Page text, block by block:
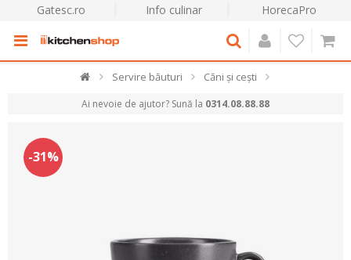
Gatesc.ro Info culinar HorecaPro
Servire băuturi Căni și cești
Ai nevoie de ajutor? Sună la 0314.08.88.88
-31%